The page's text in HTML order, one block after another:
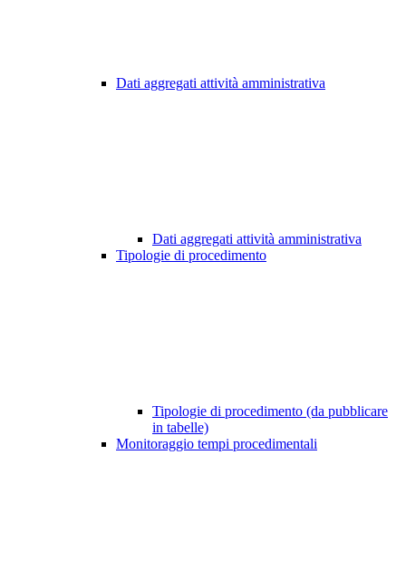
Dati aggregati attività amministrativa
Dati aggregati attività amministrativa
Tipologie di procedimento
Tipologie di procedimento (da pubblicare
in tabelle)
Monitoraggio tempi procedimentali